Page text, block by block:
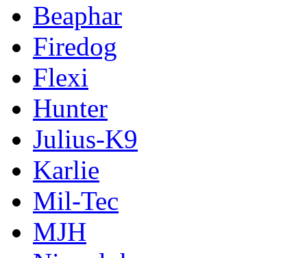
Beaphar
Firedog
Flexi
Hunter
Julius-K9
Karlie
Mil-Tec
MJH